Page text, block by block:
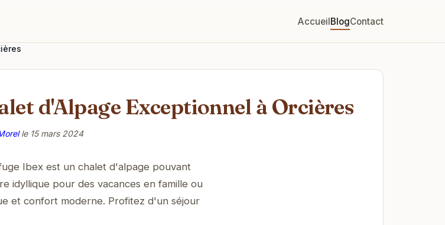
AccueilBlogContact
d'Alpage Exceptionnel à Orcières
le 15 mars 2024
Ibex est un chalet d'alpage pouvant
idyllique pour des vacances en famille ou
et confort moderne. Profitez d'un séjour